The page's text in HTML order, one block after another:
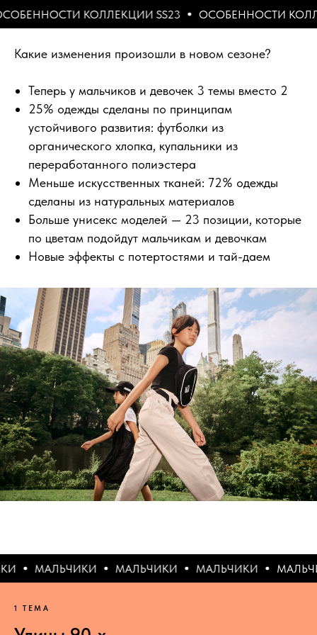
SS23 ОСОБЕННОСТИ КОЛЛЕКЦИИ SS23
Какие изменения произошли в новом сезоне?
Теперь у мальчиков и девочек 3 темы вместо 2
25% одежды сделаны по принципам
устойчивого развития: футболки из
органического хлопка, купальники из
переработанного полиэстера
Меньше искусственных тканей: 72% одежды
сделаны из натуральных материалов
Больше унисекс моделей — 23 позиции, которые
по цветам подойдут мальчикам и девочкам
Новые эффекты с потертостями и тай-даем
МАЛЬЧИКИ МАЛЬЧИКИ МАЛЬЧИКИ
1 ТЕМА